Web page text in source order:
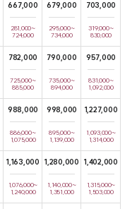
667,000
281,000~
724,000
679,000
295,000~
734,000
703,000
319,000~
830,000
782,000
725,000~
885,000
790,000
735,000~
894,000
957,000
831,000~
1,092,000
988,000
886,000~
1,075,000
998,000
895,000~
1,139,000
1,227,000
1,093,000~
1,314,000
1,163,000
1,076,000~
1,240,000
1,280,000
1,140,000~
1,351,000
1,402,000
1,315,000~
1,503,000